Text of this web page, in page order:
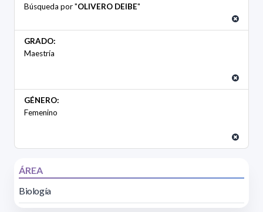
Búsqueda por "OLIVERO DEIBE"
GRADO:
Maestría
GÉNERO:
Femenino
ÁREA
Biología